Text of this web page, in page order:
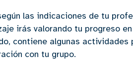
las indicaciones de tu
irás valorando tu progreso
contiene algunas actividades
con tu grupo.